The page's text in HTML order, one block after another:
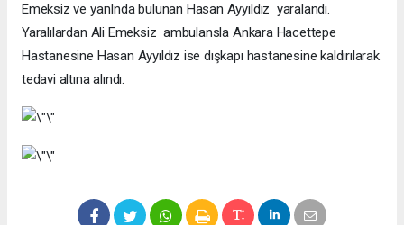
Emeksiz ve yanInda bulunan Hasan Ayyıldız yaralandı.
Yaralılardan Ali Emeksiz ambulansla Ankara Hacettepe
Hastanesine Hasan Ayyıldız ise dışkapı hastanesine kaldırılarak
tedavi altına alındı.